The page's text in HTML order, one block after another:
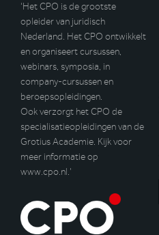
‘Het CPO is de grootste
opleider van juridisch
Nederland. Het CPO ontwikkelt
en organiseert cursussen,
webinars, symposia, in
company-cursussen en
beroepsopleidingen.
Ook verzorgt het CPO de
specialisatieopleidingen van de
Grotius Academie. Kijk voor
meer informatie op
www.cpo.nl.’